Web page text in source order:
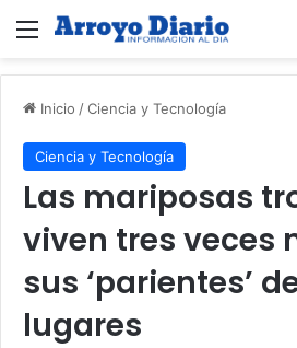
Menú
Inicio /Ciencia y Tecnología
Ciencia y Tecnología
Las mariposas
viven tres veces
sus ‘parientes’
lugares